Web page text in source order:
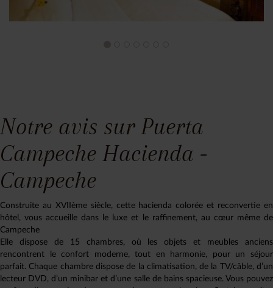
Notre avis sur Puerta
Campeche Hacienda -
Campeche
Construite au XVIIème siècle, cette hacienda colorée et reconvertie en
hôtel, vous accueille dans le luxe et le raffinement, au cœur même de
Campeche
Elle dispose de 15 chambres, où les objets et meubles anciens
rencontrent le confort moderne, tout en harmonie, pour un séjour
parfait. Chaque chambre dispose de la climatisation, de la TV/câble, d’un
lecteur DVD, d’un minibar et d’une salle de bains spacieuse. Vous pouvez